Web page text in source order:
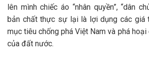
lên mình chiếc áo “nhân quyền”, “dân
bản chất thực sự lại là lợi dụng các giá
mục tiêu chống phá Việt Nam và phá
của đất nước.